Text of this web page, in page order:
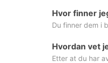
Hvor finner
Du finner dem i
Hvordan vet
Etter at du har